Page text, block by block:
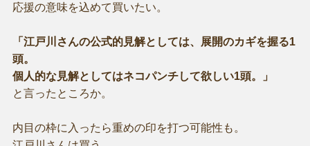
応援の意味を込めて買いたい。
「江戸川さんの公式的見解としては、展開のカギを握る1
頭。
個人的な見解としてはネコパンチして欲しい1頭。」
と言ったところか。
内目の枠に入ったら重めの印を打つ可能性も。